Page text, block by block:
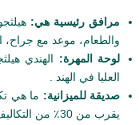
مرافق رئيسية هي:
والطعام، موعد مع جراح،
لوحة المهرة: الهندي
العليا في الهند .
صديقة للميزانية: ما هي
يقرب من 30٪ من التكاليف في الدول الغربية